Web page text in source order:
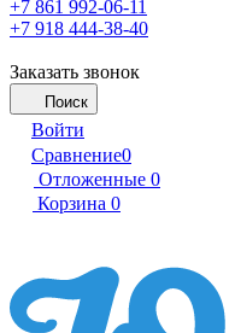
+7 861 992-06-11
+7 918 444-38-40
Заказать звонок
Поиск
Войти
Сравнение0
Отложенные 0
Корзина 0